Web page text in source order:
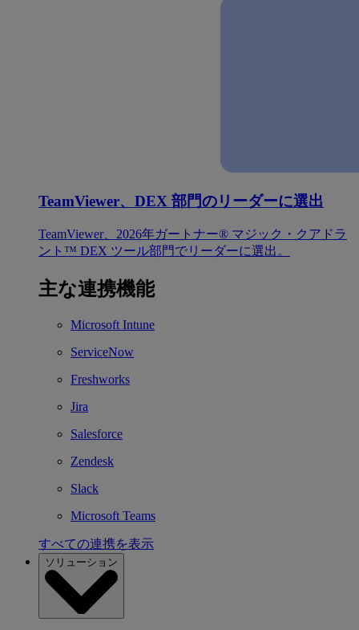
TeamViewer、DEX 部門のリーダーに選出
TeamViewer、2026年ガートナー® マジック・クアドラ
ント™ DEX ツール部門でリーダーに選出。
主な連携機能
Microsoft Intune
ServiceNow
Freshworks
Jira
Salesforce
Zendesk
Slack
Microsoft Teams
すべての連携を表示
ソリューション